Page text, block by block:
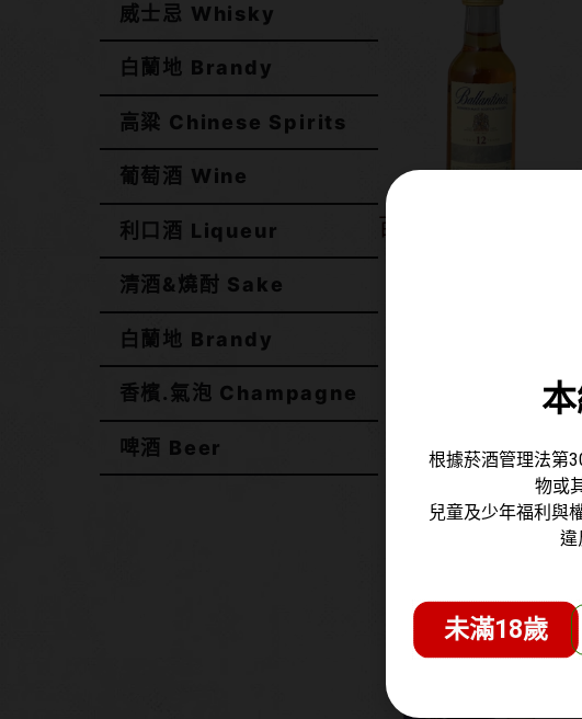
根據菸酒管理法第
物或
兒童及少年福利與
違
未滿18歲
威士忌 Whisky
白蘭地 Brandy
高粱 Chinese Spirits
葡萄酒 Wine
利口酒 Liqueur
清酒&燒酎 Sake
白蘭地 Brandy
香檳.氣泡 Champagne
啤酒 Beer
百齡罈 12年 迷你酒/
(新版) 50ml
NT$140